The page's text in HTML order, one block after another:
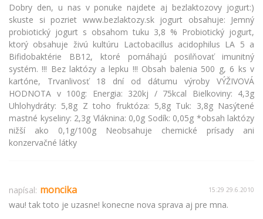
Dobry den, u nas v ponuke najdete aj bezlaktozovy jogurt:)
skuste si pozriet www.bezlaktozy.sk jogurt obsahuje: Jemný
probiotický jogurt s obsahom tuku 3,8 % Probiotický jogurt,
ktorý obsahuje živú kultúru Lactobacillus acidophilus LA 5 a
Bifidobaktérie BB12, ktoré pomáhajú posilňovať imunitný
systém. !!! Bez laktózy a lepku !!! Obsah balenia 500 g, 6 ks v
kartóne, Trvanlivosť 18 dní od dátumu výroby VÝŽIVOVÁ
HODNOTA v 100g: Energia: 320kj / 75kcal Bielkoviny: 4,3g
Uhlohydráty: 5,8g Z toho fruktóza: 5,8g Tuk: 3,8g Nasýtené
mastné kyseliny: 2,3g Vláknina: 0,0g Sodík: 0,05g *obsah laktózy
nižší ako 0,1g/100g Neobsahuje chemické prísady ani
konzervačné látky
napísal: moncika 15:29 29.6.2010
wau! tak toto je uzasne! konecne nova sprava aj pre mna.